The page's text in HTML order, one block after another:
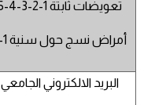
تعويضات ثابتة 1-2-3-4-5
أمراض نسج حول سنية 1-2
البريد الالكتروني الجامعي